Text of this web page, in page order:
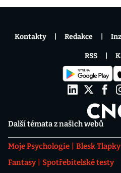
Další témata z našich webů
Moje Psychologie Blesk Tlapky
Fantasy
Spotřebitelské testy
Kontakty Redakce
RSS